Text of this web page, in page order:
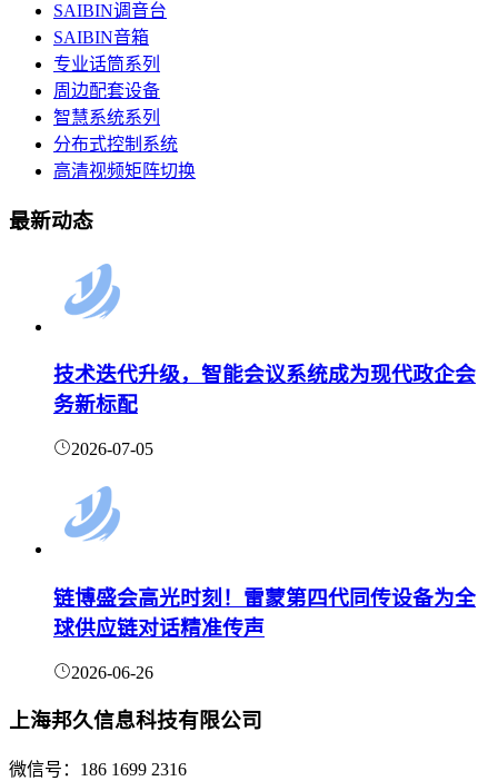
SAIBIN调音台
SAIBIN音箱
专业话筒系列
周边配套设备
智慧系统系列
分布式控制系统
高清视频矩阵切换
最新动态
技术迭代升级，智能会议系统成为现代政企会
务新标配
2026-07-05
链博盛会高光时刻！雷蒙第四代同传设备为全
球供应链对话精准传声
2026-06-26
上海邦久信息科技有限公司
微信号：186 1699 2316